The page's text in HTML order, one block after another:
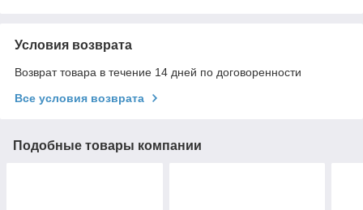
Условия возврата
Возврат товара в течение 14 дней по договоренности
Все условия возврата
Подобные товары компании